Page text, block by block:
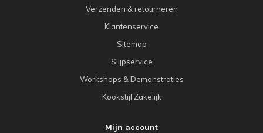
Verzenden & retourneren
Klantenservice
Sitemap
Slijpservice
Workshops & Demonstraties
Kookstijl Zakelijk
Mijn account